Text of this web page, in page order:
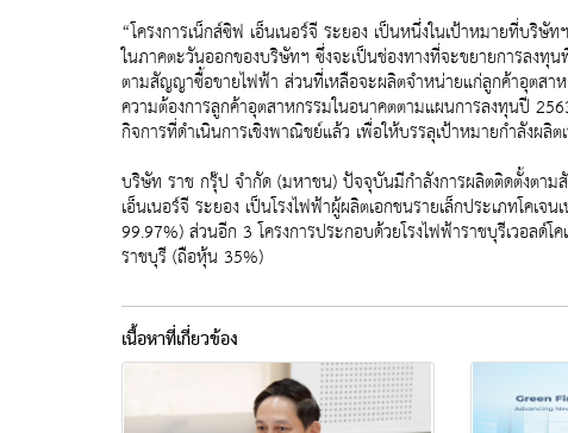
“โครงการเน็กส์ซิฟ เอ็นเนอร์จี ระยอง เป็นหนึ่งในเป้าหมายที่บริษั
ในภาคตะวันออกของบริษัทฯ ซึ่งจะเป็นช่องทางที่จะขยายการลงทุ
ตามสัญญาซื้อขายไฟฟ้า ส่วนที่เหลือจะผลิตจำหน่ายแก่ลูกค้าอุตสา
ความต้องการลูกค้าอุตสาหกรรมในอนาคตตามแผนการลงทุนปี
กิจการที่ดำเนินการเชิงพาณิชย์แล้ว เพื่อให้บรรลุเป้าหมายกำลังผ
บริษัท ราช กรุ๊ป จำกัด (มหาชน) ปัจจุบันมีกำลังการผลิตติดตั้งตาม
เอ็นเนอร์จี ระยอง เป็นโรงไฟฟ้าผู้ผลิตเอกชนรายเล็กประเภทโค
99.97%) ส่วนอีก 3 โครงการประกอบด้วยโรงไฟฟ้าราชบุรีเวอลด์
ราชบุรี (ถือหุ้น 35%)
เนื้อหาที่เกี่ยวข้อง